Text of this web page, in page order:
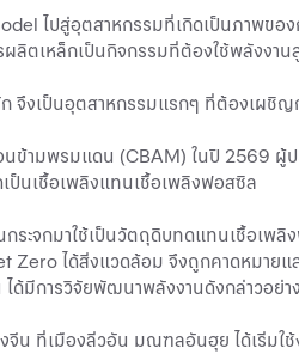
ไปสู่อุตสาหกรรมที่เกิดเป็นภาพข
ผลิตเหล็กเป็นกิจกรรมที่ต้องใช้พลังง
จึงเป็นอุตสาหกรรมแรกๆ ที่ต้องเผชิ
นข้ามพรมแดน (CBAM) ในปี 2569
เป็นเชื้อเพลิงแทนเชื้อเพลิงฟอสซิล
ระจกมาใช้เป็นวัตถุดิบทดแทนเชื้อเ
Zero ได้สิ่งแวดล้อม จึงถูกคาดหมา
ด้มีการวิจัยพัฒนาพลังงานดังกล่าวอย่า
จีน ที่เมืองลิ่วอัน มณฑลอันฮุย ได้เริ่ม